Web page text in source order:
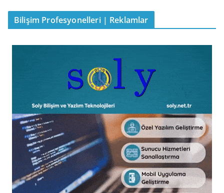
Bilişim Profesyonelleri | Reklamlar